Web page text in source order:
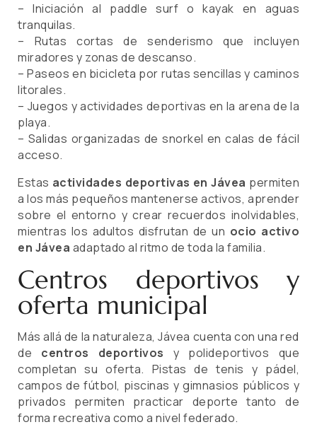
– Iniciación al paddle surf o kayak en aguas
tranquilas.
– Rutas cortas de senderismo que incluyen
miradores y zonas de descanso.
– Paseos en bicicleta por rutas sencillas y caminos
litorales.
– Juegos y actividades deportivas en la arena de la
playa.
– Salidas organizadas de snorkel en calas de fácil
acceso.
Estas actividades deportivas en Jávea permiten
a los más pequeños mantenerse activos, aprender
sobre el entorno y crear recuerdos inolvidables,
mientras los adultos disfrutan de un ocio activo
en Jávea adaptado al ritmo de toda la familia.
Centros deportivos y
oferta municipal
Más allá de la naturaleza, Jávea cuenta con una red
de centros deportivos y polideportivos que
completan su oferta. Pistas de tenis y pádel,
campos de fútbol, piscinas y gimnasios públicos y
privados permiten practicar deporte tanto de
forma recreativa como a nivel federado.